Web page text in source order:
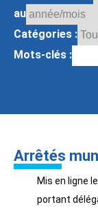
au
Catégories :
Mots-clés :
Arrêtés
Mis en ligne
portant